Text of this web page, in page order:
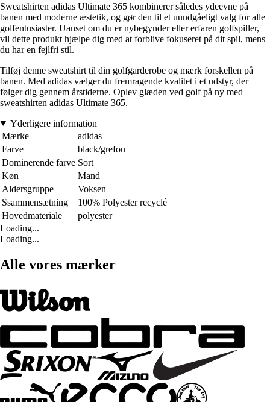
Sweatshirten adidas Ultimate 365 kombinerer således ydeevne på
banen med moderne æstetik, og gør den til et uundgåeligt valg for alle
golfentusiaster. Uanset om du er nybegynder eller erfaren golfspiller,
vil dette produkt hjælpe dig med at forblive fokuseret på dit spil, mens
du har en fejlfri stil.
Tilføj denne sweatshirt til din golfgarderobe og mærk forskellen på
banen. Med adidas vælger du fremragende kvalitet i et udstyr, der
følger dig gennem årstiderne. Oplev glæden ved golf på ny med
sweatshirten adidas Ultimate 365.
Yderligere information
Mærke
adidas
Farve
black/grefou
Dominerende farve Sort
Køn
Mand
Aldersgruppe
Voksen
Ssammensætning
100% Polyester recyclé
Hovedmateriale
polyester
Loading...
Loading...
Alle vores mærker